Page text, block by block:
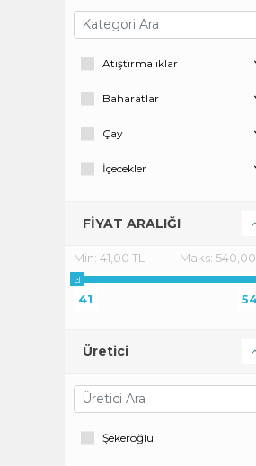
Atıştırmalıklar
Baharatlar
Çay
İçecekler
Vitaminler ve Gıda Takviyeleri
FİYAT ARALIĞI
Min: 41,00 TL Maks: 540,00
41
Üretici
Şekeroğlu